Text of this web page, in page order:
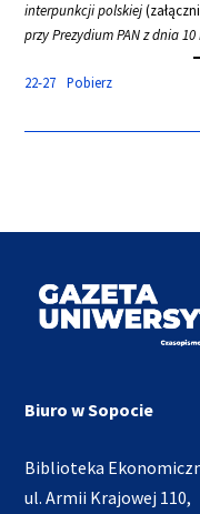
interpunkcji polskiej
przy Prezydium PAN z dnia
22-27 Pobierz
Biuro w Sopocie
Biblioteka
ul. Armii Krajowej 110,